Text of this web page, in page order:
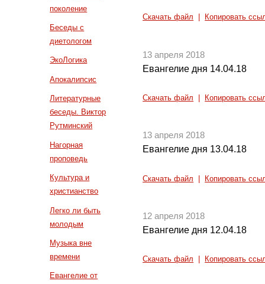
поколение
Беседы с
диетологом
ЭкоЛогика
Апокалипсис
Литературные
беседы. Виктор
Рутминский
Нагорная
проповедь
Культура и
христианство
Легко ли быть
молодым
Музыка вне
времени
Евангелие от
Скачать файл Копировать
13 апреля 2018
Евангелие дня 14.04.18
Скачать файл Копировать
13 апреля 2018
Евангелие дня 13.04.18
Скачать файл Копировать
12 апреля 2018
Евангелие дня 12.04.18
Скачать файл Копировать